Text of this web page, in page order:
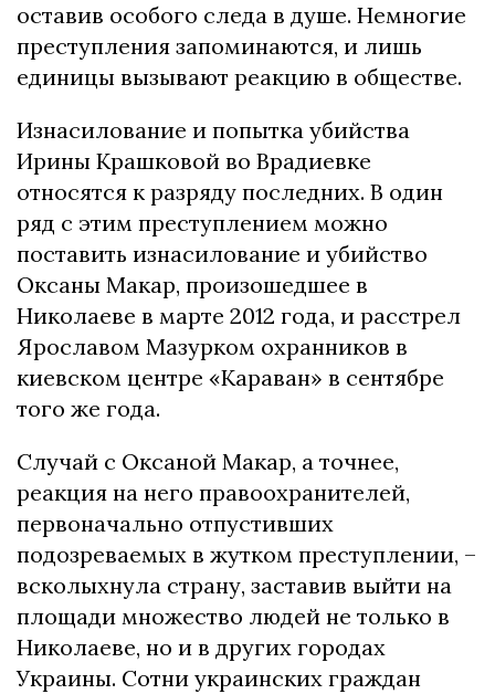
оставив особого следа в душе. Немногие
преступления запоминаются, и лишь
единицы вызывают реакцию в обществе.
Изнасилование и попытка убийства
Ирины Крашковой во Врадиевке
относятся к разряду последних. В один
ряд с этим преступлением можно
поставить изнасилование и убийство
Оксаны Макар, произошедшее в
Николаеве в марте 2012 года, и расстрел
Ярославом Мазурком охранников в
киевском центре «Караван» в сентябре
того же года.
Случай с Оксаной Макар, а точнее,
реакция на него правоохранителей,
первоначально отпустивших
подозреваемых в жутком преступлении, –
всколыхнула страну, заставив выйти на
площади множество людей не только в
Николаеве, но и в других городах
Украины. Сотни украинских граждан